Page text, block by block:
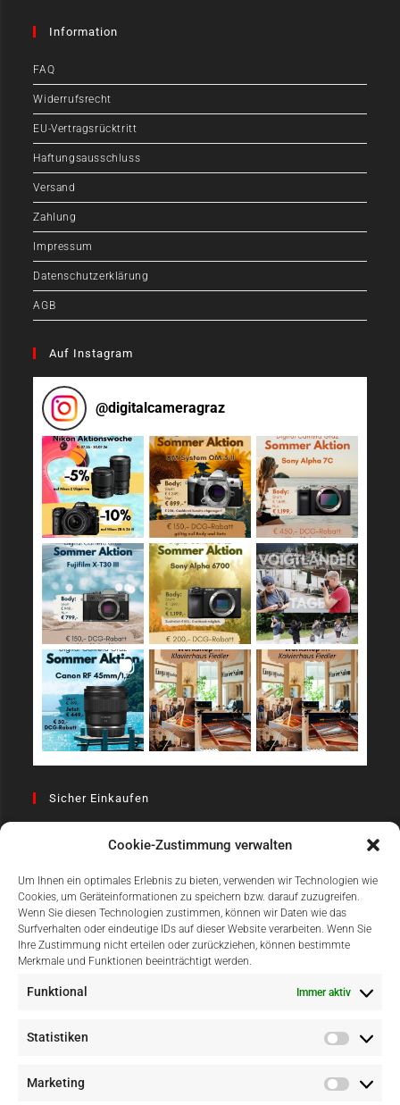
Cookie-Zustimmung verwalten
Um Ihnen ein optimales Erlebnis zu bieten, verwenden wir Technologien wie
Cookies, um Geräteinformationen zu speichern bzw. darauf zuzugreifen.
Wenn Sie diesen Technologien zustimmen, können wir Daten wie das
Surfverhalten oder eindeutige IDs auf dieser Website verarbeiten. Wenn Sie
Ihre Zustimmung nicht erteilen oder zurückziehen, können bestimmte
Merkmale und Funktionen beeinträchtigt werden.
Funktional Immer aktiv
Statistiken
Marketing
Information
FAQ
Widerrufsrecht
EU-Vertragsrücktritt
Haftungsausschluss
Versand
Zahlung
Impressum
Datenschutzerklärung
AGB
Auf Instagram
@digitalcameragraz
Sicher Einkaufen
Einfach Online Bezahlen